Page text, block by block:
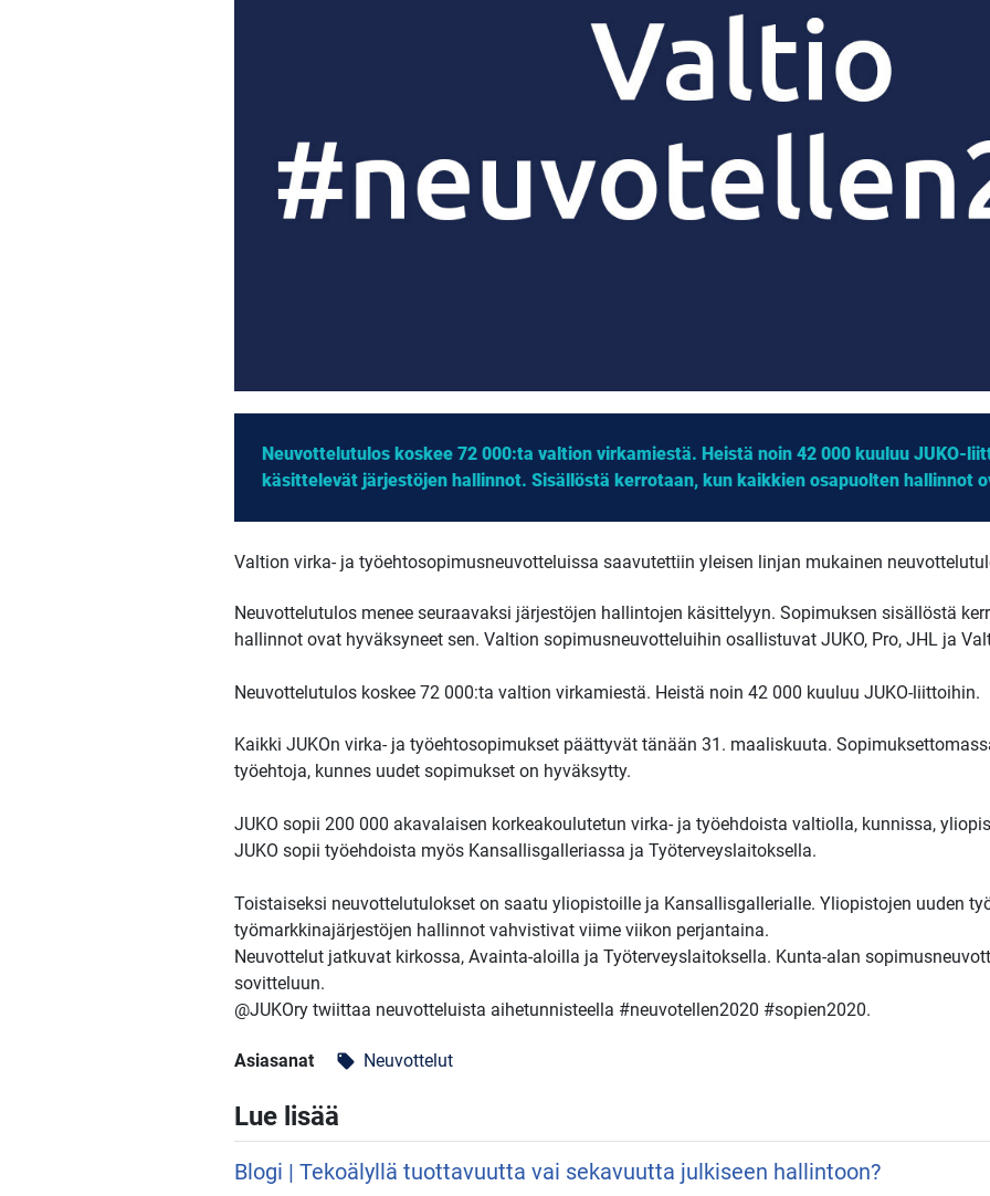
Neuvottelutulos koskee 72 000:ta valtion virkamiestä. Heistä noin 42 000 kuuluu JUKO-
käsittelevät järjestöjen hallinnot. Sisällöstä kerrotaan, kun kaikkien osapuolten hallinnot
Valtion virka- ja työehtosopimusneuvotteluissa saavutettiin yleisen linjan mukainen
Neuvottelutulos menee seuraavaksi järjestöjen hallintojen käsittelyyn. Sopimuksen sisällöstä
hallinnot ovat hyväksyneet sen. Valtion sopimusneuvotteluihin osallistuvat JUKO, Pro, JHL ja
Neuvottelutulos koskee 72 000:ta valtion virkamiestä. Heistä noin 42 000 kuuluu JUKO-liittoihin.
Kaikki JUKOn virka- ja työehtosopimukset päättyvät tänään 31. maaliskuuta.
työehtoja, kunnes uudet sopimukset on hyväksytty.
JUKO sopii 200 000 akavalaisen korkeakoulutetun virka- ja työehdoista valtiolla, kunnissa,
JUKO sopii työehdoista myös Kansallisgalleriassa ja Työterveyslaitoksella.
Toistaiseksi neuvottelutulokset on saatu yliopistoille ja Kansallisgallerialle. Yliopistojen uuden
työmarkkinajärjestöjen hallinnot vahvistivat viime viikon perjantaina.
Neuvottelut jatkuvat kirkossa, Avainta-aloilla ja Työterveyslaitoksella. Kunta-alan
sovitteluun.
@JUKOry twiittaa neuvotteluista aihetunnisteella #neuvotellen2020 #sopien2020.
Asiasanat local_offer Neuvottelut
Lue lisää
Blogi | Tekoälyllä tuottavuutta vai sekavuutta julkiseen hallintoon?